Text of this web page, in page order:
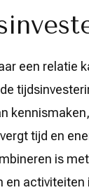
een relatie
tijd en
is
en activiteiten